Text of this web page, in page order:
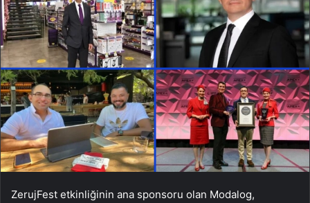
ZerujFest etkinliğinin ana sponsoru olan Modalog,